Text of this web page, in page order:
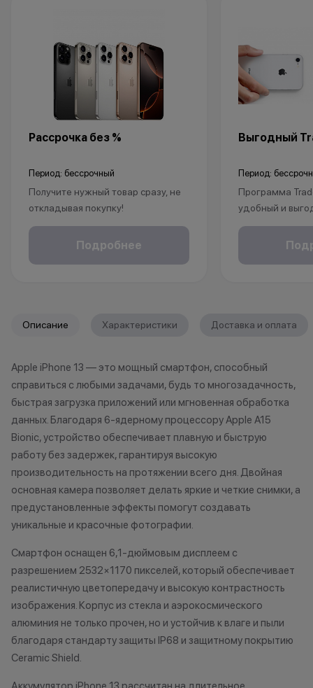
Рассрочка без %
Период: бессрочный
Получите нужный товар сразу, не
откладывая покупку!
Рассрочка без % доступна для
клиентов от 18 лет на срок до 24
*Акции и бонусы не суммируются.
исключительно информационный
характер.
•Организатор (продавец) имеет
право отказать в заключении
договора купли-продажи по
причинам (отсутствие товара,
обоснованные причины).
•Организатор (продавец) на свое
усмотрение имеет право
изменить условия акции в
Подробнее
Выгодный
Период:
Программа
удобный и
покупки
Это позволит
Apple Watch,
подходит под
если оно
состоянии, не
существенных
2. Мгновенная
вашего
оценить
стоимость. При
учитываются
корпуса,
Описание Характеристики Доставка и оплата
Apple iPhone 13 — это мощный смартфон, способный
справиться с любыми задачами, будь то многозадачность,
быстрая загрузка приложений или мгновенная обработка
данных. Благодаря 6-ядерному процессору Apple A15
Bionic, устройство обеспечивает плавную и быструю
работу без задержек, гарантируя высокую
производительность на протяжении всего дня. Двойная
основная камера позволяет делать яркие и четкие снимки, а
предустановленные эффекты помогут создавать
уникальные и красочные фотографии.
Смартфон оснащен 6,1-дюймовым дисплеем с
разрешением 2532×1170 пикселей, который обеспечивает
реалистичную цветопередачу и высокую контрастность
изображения. Корпус из стекла и аэрокосмического
алюминия не только прочен, но и устойчив к влаге и пыли
благодаря стандарту защиты IP68 и защитному покрытию
Ceramic Shield.